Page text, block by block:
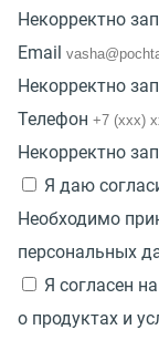
Некорректно
Email
Некорректно
Телефон
Некорректно
Я даю
Необходимо
персональных
Я согласен на
о продуктах и